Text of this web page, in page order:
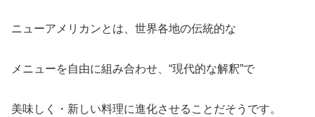
ニューアメリカンとは、世界各地の伝統的な
メニューを自由に組み合わせ、“現代的な解釈”で
美味しく・新しい料理に進化させることだそうです。